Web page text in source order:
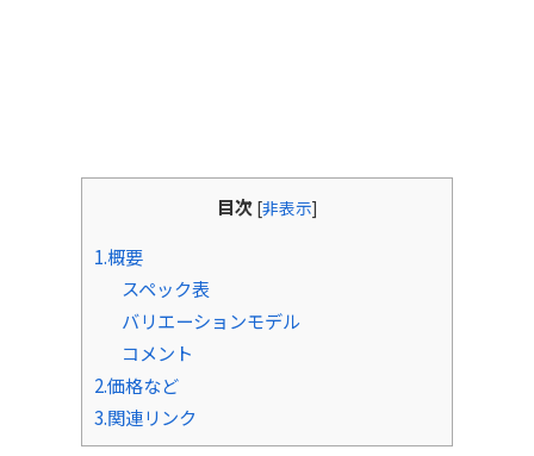
目次 [非表示]
1.概要
スペック表
バリエーションモデル
コメント
2.価格など
3.関連リンク